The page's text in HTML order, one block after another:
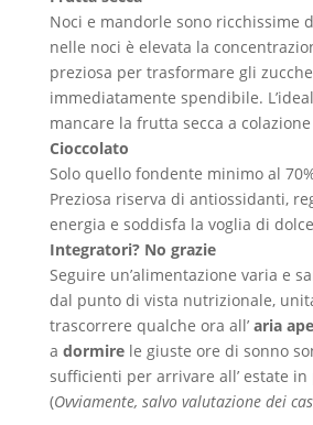
Noci e mandorle sono ricchissime
nelle noci è elevata la
preziosa per trasformare gli
immediatamente spendibile.
mancare la frutta secca a colazione
Cioccolato
Solo quello fondente minimo al
Preziosa riserva di antiossidanti,
energia e soddisfa la voglia di
Integratori? No grazie
Seguire un’alimentazione varia e
dal punto di vista nutrizionale,
trascorrere qualche ora all’ aria
a dormirele giuste ore di sonno
sufficienti per arrivare all’ estate
(Ovviamente, salvo valutazione dei